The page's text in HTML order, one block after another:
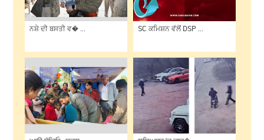
ਨਸ਼ੇ ਦੀ ਬਸਤੀ ਵ� ... SC ਕਮਿਸ਼ਨ ਵੱਲੋਂ DSP ...